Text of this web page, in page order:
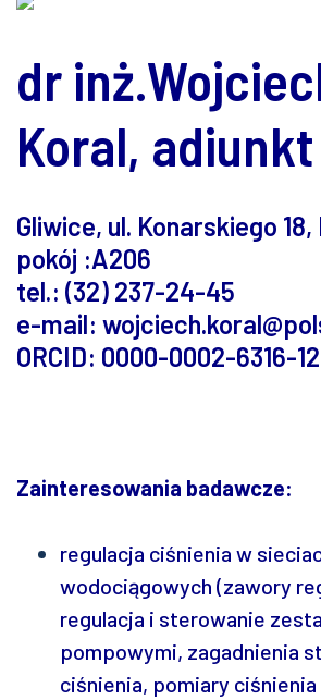
dr
Koral, adiunkt
Gliwice, ul. Konarskiego
pokój :A206
tel.: (32) 237-24-45
e-mail:
ORCID: 0000-0002-6316-
Zainteresowania badawcze:
regulacja ciśnienia w
wodociągowych (zawory
regulacja i sterowanie
pompowymi, zagadnienia
ciśnienia, pomiary